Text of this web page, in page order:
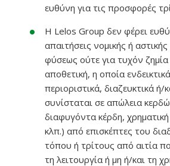
ευθύνη για τις προσφορές
Η Lelos Group δεν φέρει
απαιτήσεις νομικής ή
φύσεως ούτε για τυχόν ζημία
αποθετική, η οποία
περιοριστικά, διαζευκτικά ή/
συνίσταται σε απώλεια
διαφυγόντα κέρδη,
κλπ.) από επισκέπτες του
τόπου ή τρίτους από αιτία
τη λειτουργία ή μη ή/και τη